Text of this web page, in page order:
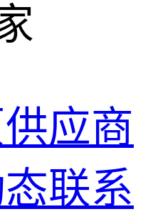
供应商
联系